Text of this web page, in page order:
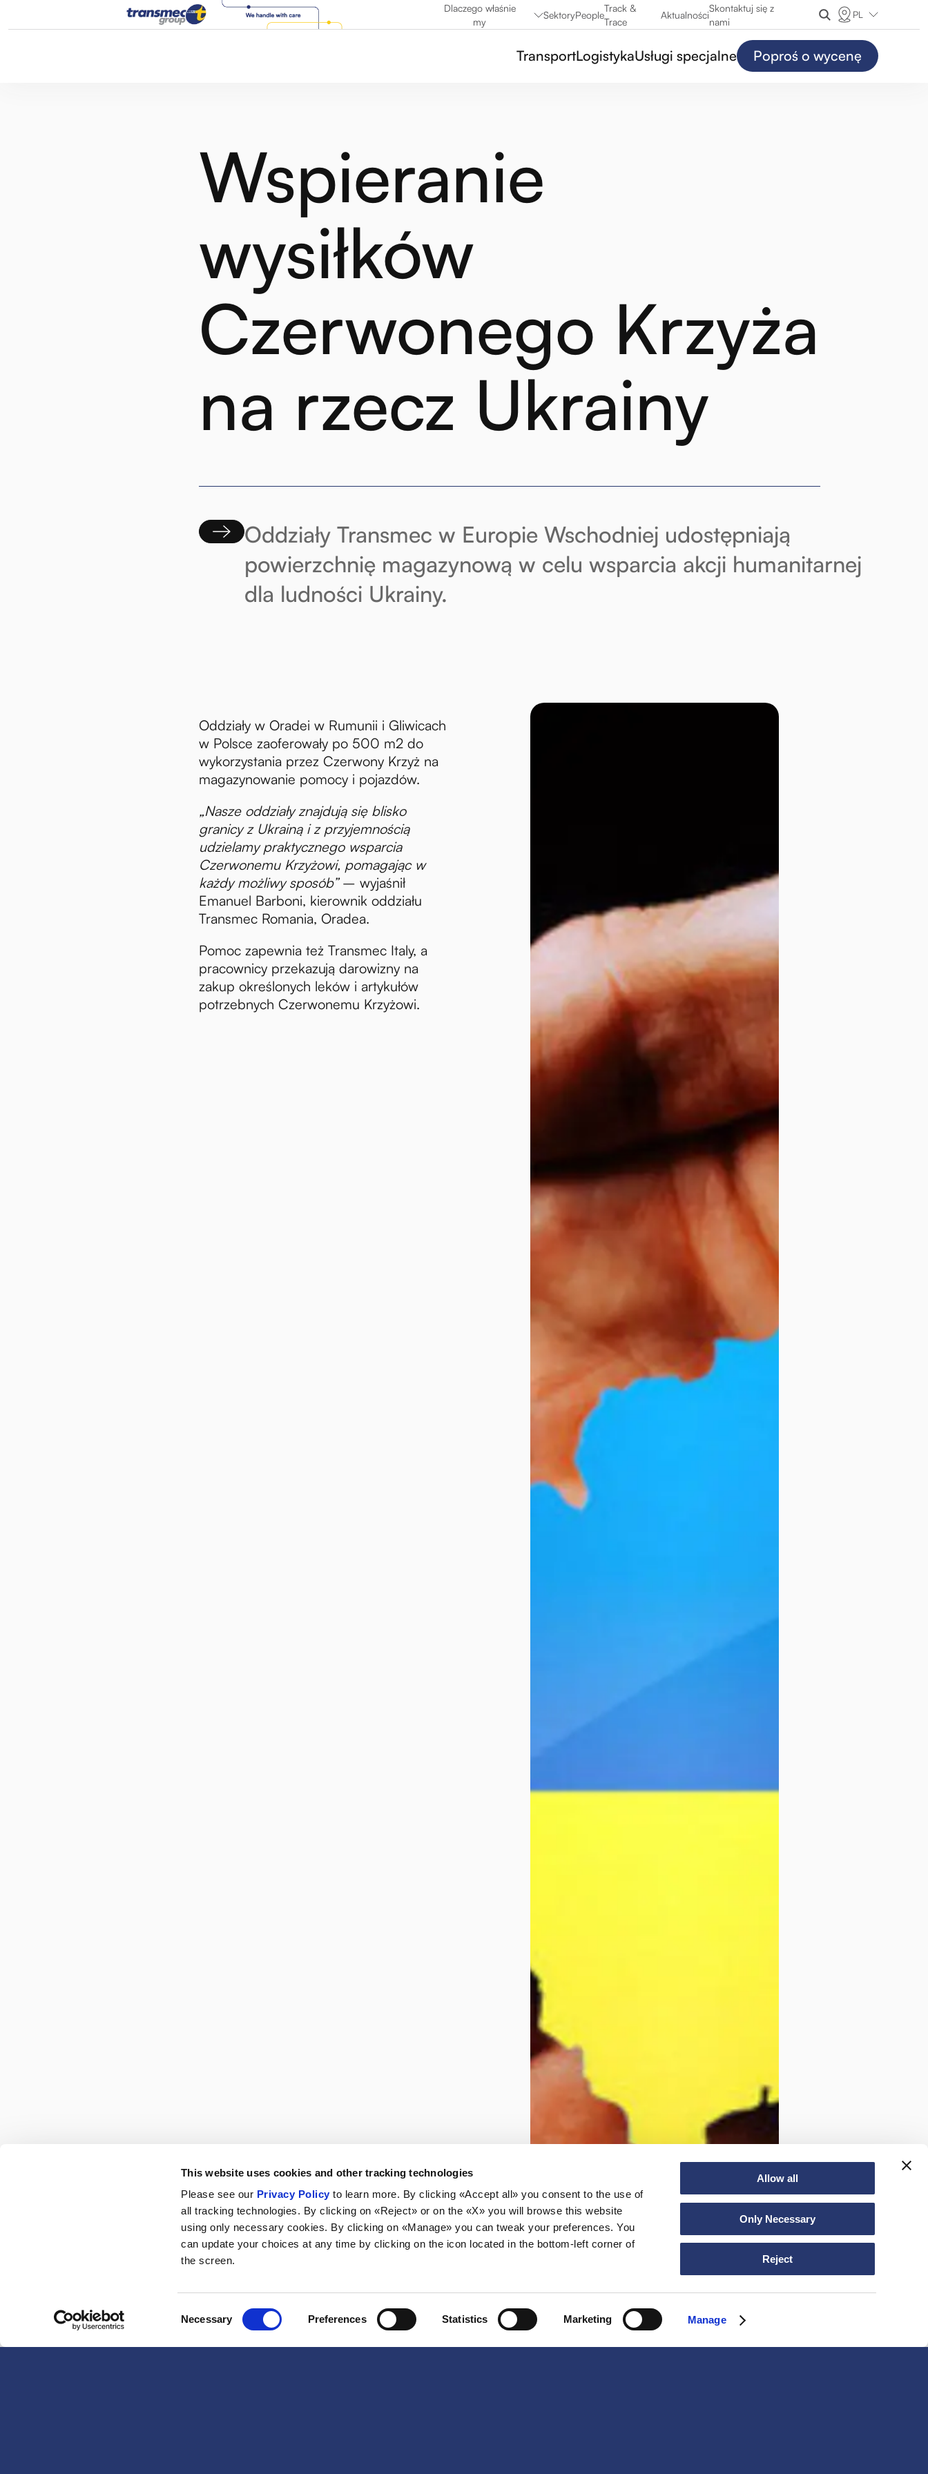
This website uses cookies and other tracking technologies
Please see our Privacy Policy to learn more. By clicking «Accept all» you consent to the use of
all tracking technologies. By clicking on «Reject» or on the «X» you will browse this website
using only necessary cookies. By clicking on «Manage» you can tweak your preferences. You
can update your choices at any time by clicking on the icon located in the bottom-left corner of
the screen.
Necessary Preferences Statistics Marketing Manage
Allow all
Only Necessary
Reject
Dlaczego właśnie
my
SektoryPeople
Track &
Trace
Aktualności
Skontaktuj się z
nami
PL
TransportLogistykaUsługi specjalne Poproś o wycenę
Wspieranie
wysiłków
Czerwonego Krzyża
na rzecz Ukrainy
Oddziały Transmec w Europie Wschodniej udostępniają
powierzchnię magazynową w celu wsparcia akcji humanitarnej
dla ludności Ukrainy.
Oddziały w Oradei w Rumunii i Gliwicach
w Polsce zaoferowały po 500 m2 do
wykorzystania przez Czerwony Krzyż na
magazynowanie pomocy i pojazdów.
„Nasze oddziały znajdują się blisko
granicy z Ukrainą i z przyjemnością
udzielamy praktycznego wsparcia
Czerwonemu Krzyżowi, pomagając w
każdy możliwy sposób”– wyjaśnił
Emanuel Barboni, kierownik oddziału
Transmec Romania, Oradea.
Pomoc zapewnia też Transmec Italy, a
pracownicy przekazują darowizny na
zakup określonych leków i artykułów
potrzebnych Czerwonemu Krzyżowi.